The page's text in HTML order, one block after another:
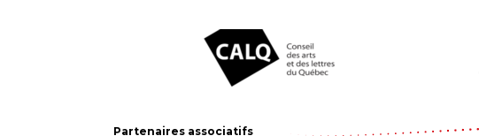
Partenaires associatifs